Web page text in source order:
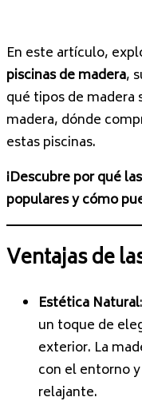
En este artículo,
piscinas de madera,
qué tipos de madera
madera, dónde
estas piscinas.
¡Descubre por qué
populares y cómo
Ventajas de
Estética Natural
un toque de
exterior. La
con el entorno
relajante.